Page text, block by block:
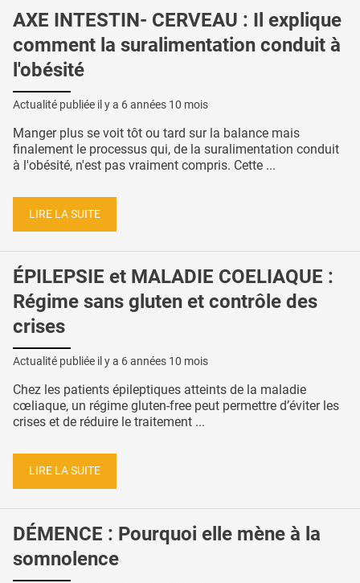
AXE INTESTIN- CERVEAU : Il explique
comment la suralimentation conduit à
l'obésité
Actualité publiée il y a 6 années 10 mois
Manger plus se voit tôt ou tard sur la balance mais
finalement le processus qui, de la suralimentation conduit
à l'obésité, n'est pas vraiment compris. Cette ...
LIRE LA SUITE
ÉPILEPSIE et MALADIE COELIAQUE :
Régime sans gluten et contrôle des
crises
Actualité publiée il y a 6 années 10 mois
Chez les patients épileptiques atteints de la maladie
cœliaque, un régime gluten-free peut permettre d’éviter les
crises et de réduire le traitement ...
LIRE LA SUITE
DÉMENCE : Pourquoi elle mène à la
somnolence